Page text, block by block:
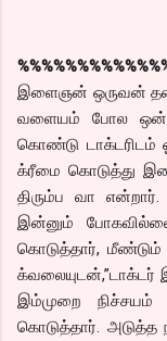
இளைஞன் ஒருவன்
வளையம் போல ஒன்று
கொண்டு டாக்டரிடம்
க்ரீமை கொடுத்து
திரும்ப வா
இன்னும்
கொடுத்தார்,
க்வலையுடன்,”டாக்டர்
இம்முறை நிச்சயம்
கொடுத்தார். அடுத்த